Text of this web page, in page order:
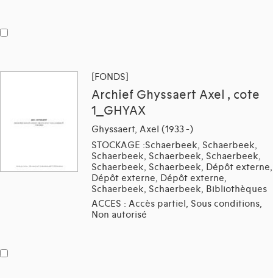
[FONDS]
Archief Ghyssaert Axel , cote
1_GHYAX
Ghyssaert, Axel (1933 -)
STOCKAGE :Schaerbeek, Schaerbeek,
Schaerbeek, Schaerbeek, Schaerbeek,
Schaerbeek, Schaerbeek, Dépôt externe,
Dépôt externe, Dépôt externe,
Schaerbeek, Schaerbeek, Bibliothèques
ACCES : Accès partiel, Sous conditions,
Non autorisé